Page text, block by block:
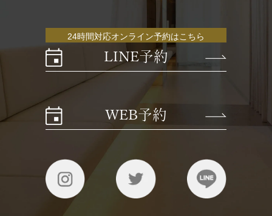
24時間対応オンライン予約はこちら
LINE予約
WEB予約